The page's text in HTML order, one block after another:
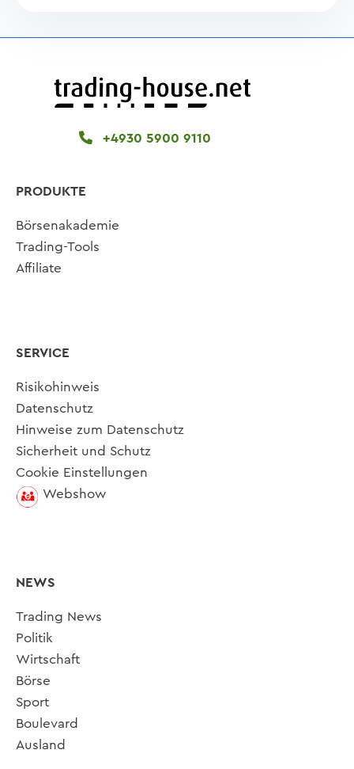
+4930 5900 9110
PRODUKTE
Börsenakademie
Trading-Tools
Affiliate
SERVICE
Risikohinweis
Datenschutz
Hinweise zum Datenschutz
Sicherheit und Schutz
Cookie Einstellungen
Webshow
NEWS
Trading News
Politik
Wirtschaft
Börse
Sport
Boulevard
Ausland